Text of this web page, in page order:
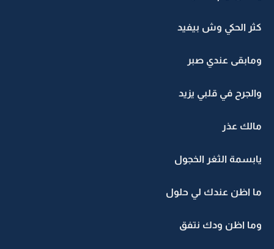
كثر الحكي وش بيفيد
ومابقى عندي صبر
والجرح في قلبي يزيد
مالك عذر
يابسمة الثغر الخجول
ما اظن عندك لي حلول
وما اظن ودك نتفق